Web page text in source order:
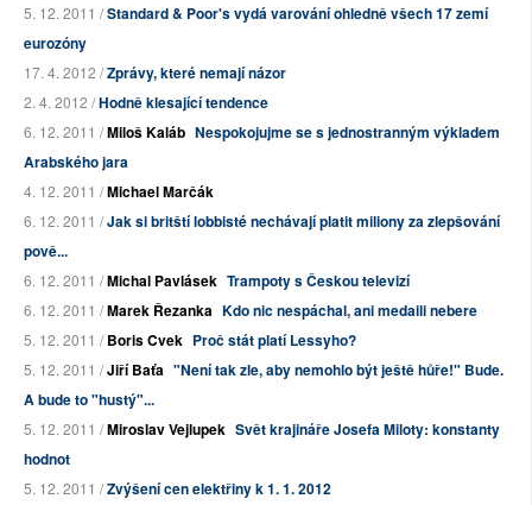
5. 12. 2011 /Standard & Poor's vydá varování ohledně všech 17 zemí
eurozóny
17. 4. 2012 /Zprávy, které nemají názor
2. 4. 2012 /Hodně klesající tendence
6. 12. 2011 /Miloš Kaláb Nespokojujme se s jednostranným výkladem
Arabského jara
4. 12. 2011 /Michael Marčák
6. 12. 2011 /Jak si britští lobbisté nechávají platit miliony za zlepšování
pově...
6. 12. 2011 /Michal Pavlásek Trampoty s Českou televizí
6. 12. 2011 /Marek Řezanka Kdo nic nespáchal, ani medaili nebere
5. 12. 2011 /Boris Cvek Proč stát platí Lessyho?
5. 12. 2011 /Jiří Baťa "Není tak zle, aby nemohlo být ještě hůře!" Bude.
A bude to "hustý"...
5. 12. 2011 /Miroslav Vejlupek Svět krajináře Josefa Miloty: konstanty
hodnot
5. 12. 2011 /Zvýšení cen elektřiny k 1. 1. 2012